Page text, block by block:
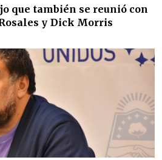
que también se reunió con
y Dick Morris